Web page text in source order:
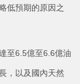
低預期的原因之
至6.5億至6.6億油
，以及國內天然